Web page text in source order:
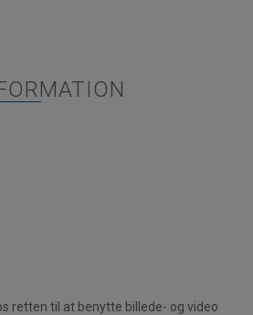
retten til at benytte billede- og video